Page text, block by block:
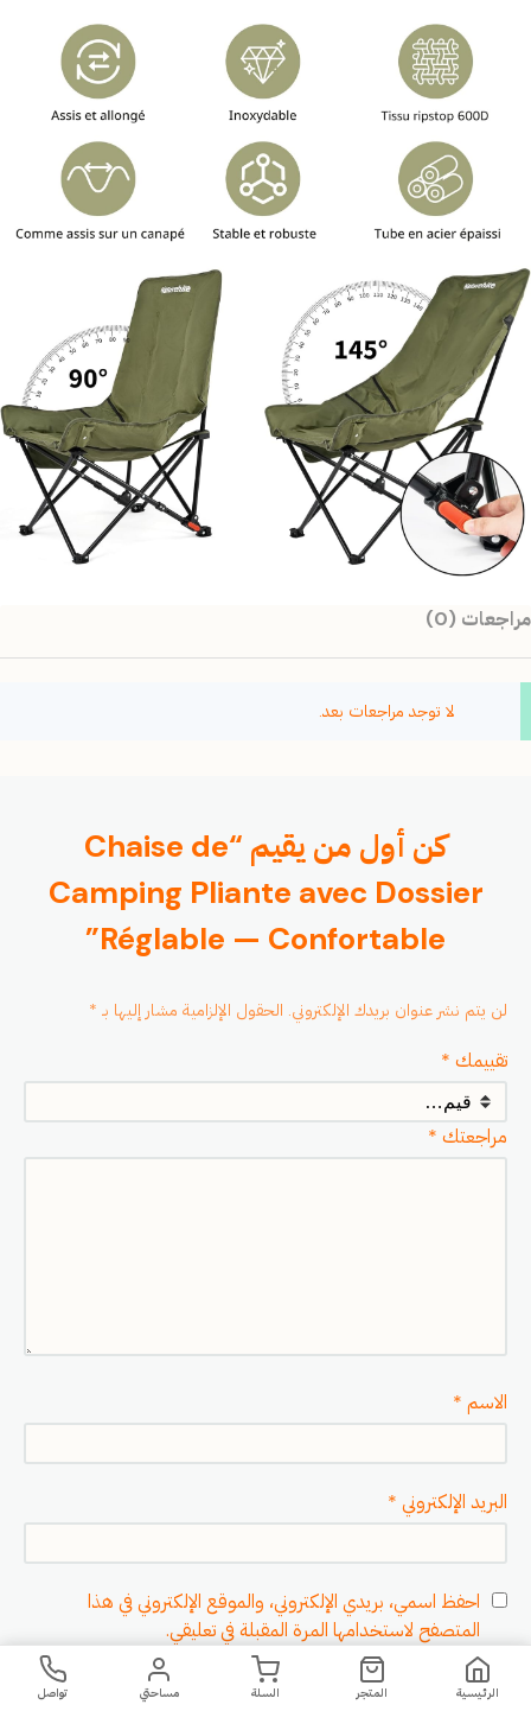
4600د.ج د.ج اطلب الآن
مراجعات (0)
لا توجد مراجعات بعد.
كن أول من يقيم “Chaise de
Camping Pliante avec Dossier
Réglable — Confortable”
لن يتم نشر عنوان بريدك الإلكتروني. الحقول الإلزامية مشار إليها بـ *
تقييمك *
مراجعتك *
الاسم *
البريد الإلكتروني *
احفظ اسمي، بريدي الإلكتروني، والموقع الإلكتروني في هذا
المتصفح لاستخدامها المرة المقبلة في تعليقي.
رفع صورة
الرئيسية المتجر السلة مساحتي تواصل